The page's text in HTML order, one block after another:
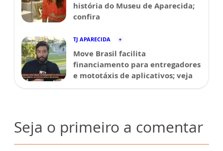
história do Museu de Aparecida;
confira
TJ APARECIDA
Move Brasil facilita
financiamento para entregadores
e mototáxis de aplicativos; veja
Seja o primeiro a comentar